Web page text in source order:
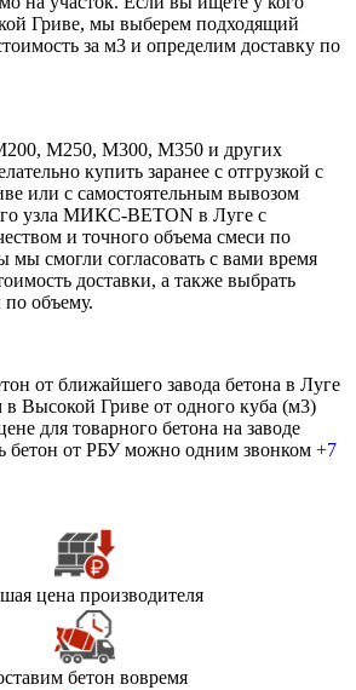
Гриве, мы выберем подходящий
за м3 и определим доставку по
М250, М300, М350 и других
купить заранее с отгрузкой с
или с самостоятельным вывозом
узла МИКС-BETON в Луге с
и точного объема смеси по
мы смогли согласовать с вами время
доставки, а также выбрать
объему.
от ближайшего завода бетона в Луге
Высокой Гриве от одного куба (м3)
для товарного бетона на заводе
от РБУ можно одним звонком +7
цена производителя
бетон вовремя